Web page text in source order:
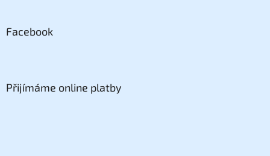
Facebook
Přijímáme online platby